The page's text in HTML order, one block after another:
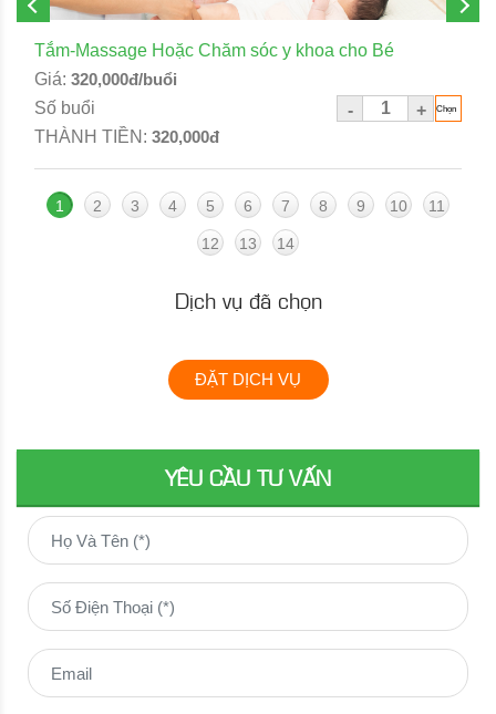
Tắm-Massage Hoặc Chăm sóc y khoa cho Bé
Giá: 320,000đ/buổi
Số buổi
-
+
THÀNH TIỀN: 320,000đ
1 2 3 4 5 6 7 8 9 10 11
12 13 14
Dịch vụ đã chọn
ĐẶT DỊCH VỤ
YÊU CẦU TƯ VẤN